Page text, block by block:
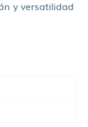
y versatilidad